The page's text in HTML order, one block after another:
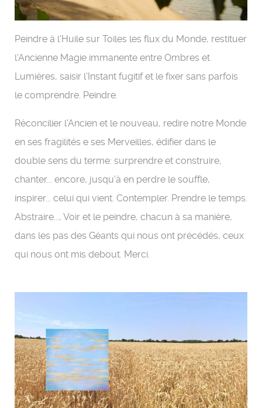
Peindre à l'Huile sur Toiles les flux du Monde, restituer
l'Ancienne Magie immanente entre Ombres et
Lumières, saisir l'Instant fugitif et le fixer sans parfois
le comprendre. Peindre.
Réconcilier l'Ancien et le nouveau, redire notre Monde
en ses fragilités e ses Merveilles, édifier dans le
double sens du terme: surprendre et construire,
chanter... encore, jusqu'à en perdre le souffle,
inspirer... celui qui vient. Contempler. Prendre le temps.
Abstraire..., Voir et le peindre, chacun à sa manière,
dans les pas des Géants qui nous ont précédés, ceux
qui nous ont mis debout. Merci.